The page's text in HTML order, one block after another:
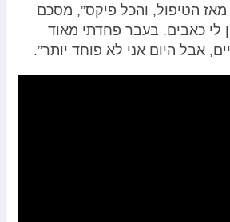
הטיפול, והכל פיקס”, מסכם
לי כאבים. בעבר פחדתי מאוד
אבל היום אני לא פוחד יותר”.